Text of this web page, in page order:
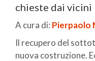
chieste dai vicini
A cura di: Pierpaolo
Il recupero del
nuova costruzione.